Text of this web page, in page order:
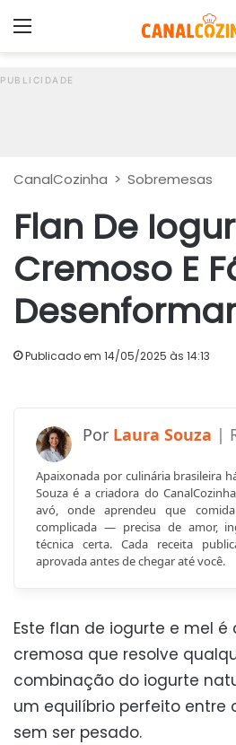
Menu
CanalCozinha > Sobremesas
Flan De
Cremoso E
Desenformar
Publicado em 14/05/2025 às 14:13
Laura Souza
Apaixonada por culinária brasileira
Souza é a criadora do
avó, onde aprendeu que
complicada — precisa de amor,
técnica certa. Cada receita
aprovada antes de chegar até você.
Este flan de iogurte e mel é
cremosa que resolve
combinação do iogurte
um equilíbrio perfeito entre
sem ser pesado.